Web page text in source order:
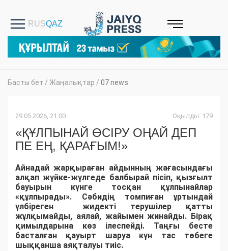
Басты бет / Жаңалықтар / 07 news
29.05.2026, 21:00 Оқылды: 179
«ҚҰЛПЫНАЙ ӨСІРУ ОҢАЙ ДЕП
ПЕ ЕҢ, ҚАРАҒЫМ!»
Айнадай жарқыраған айдынның жағасындағы
алқап жүйке-жүлгеде балбырай пісіп, қызғылт
бауырын күнге тосқан құлпынайлар
«құлпырады». Сәбидің томпиған ұртындай
үлбіреген жидекті терушілер қатты
жұлқымайды, аялай, жайымен жинайды. Бірақ
қимылдарына көз ілеспейді. Таңғы бесте
басталған қауырт шаруа күн тас төбеге
шыққанша аяқталуы тиіс.